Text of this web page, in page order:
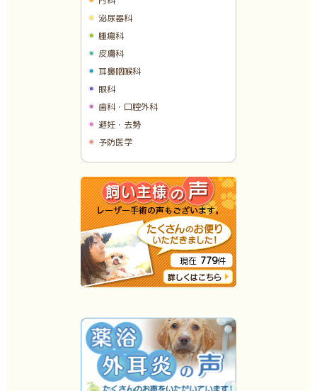
泌尿器科
腫瘍科
皮膚科
耳鼻咽喉科
眼科
歯科・口腔外科
避妊・去勢
予防医学
現在 779件